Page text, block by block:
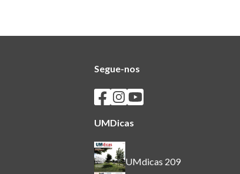
Segue-nos
Seguir os SASUM no Facebook
Seguir os SASUM no Instagram
Seguir os SASUM no Youtube
UMDicas
UMdicas 209